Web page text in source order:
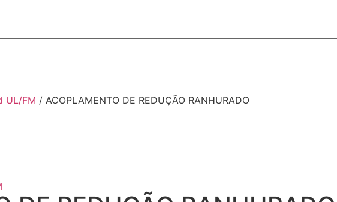
UL/FM / ACOPLAMENTO DE REDUÇÃO RANHURADO